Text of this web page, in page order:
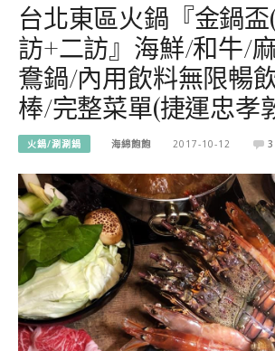
台北東區火鍋『金鍋
訪+二訪』海鮮/和牛/
鴦鍋/內用飲料無限暢
棒/完整菜單(捷運忠孝
火鍋/涮涮鍋 海綿飽飽 2017-10-12 3